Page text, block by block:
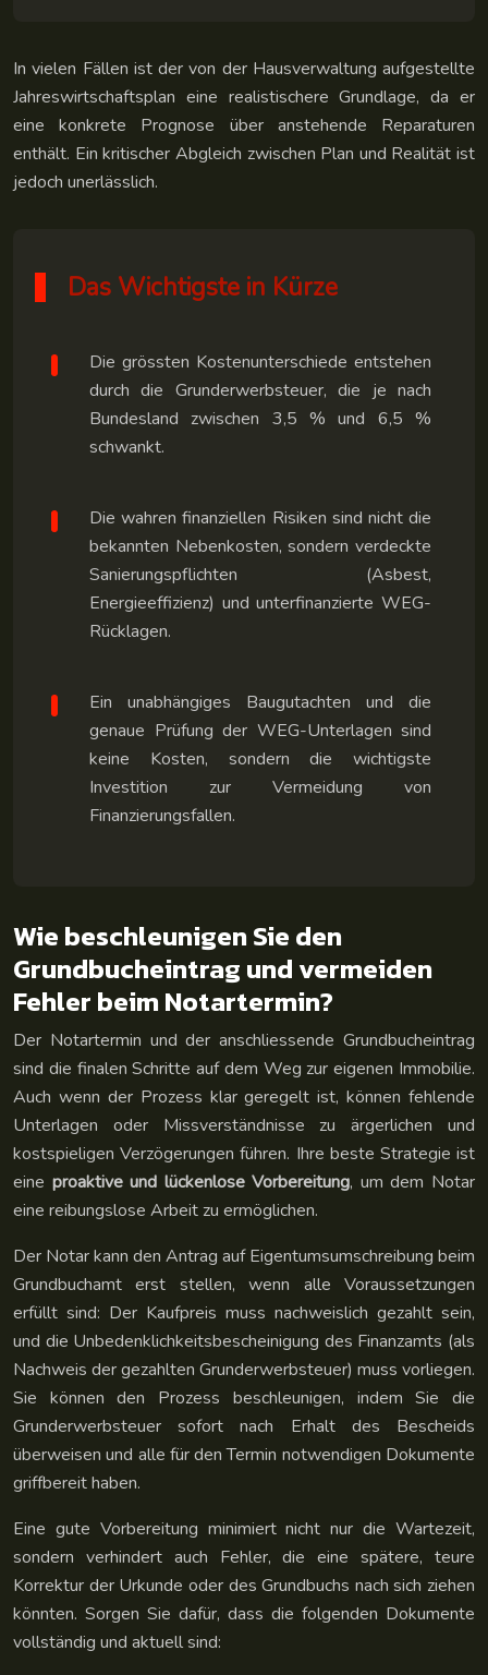
In vielen Fällen ist der von der Hausverwaltung aufgestellte
Jahreswirtschaftsplan eine realistischere Grundlage, da er
eine konkrete Prognose über anstehende Reparaturen
enthält. Ein kritischer Abgleich zwischen Plan und Realität ist
jedoch unerlässlich.
Das Wichtigste in Kürze
Die grössten Kostenunterschiede entstehen
durch die Grunderwerbsteuer, die je nach
Bundesland zwischen 3,5 % und 6,5 %
schwankt.
Die wahren finanziellen Risiken sind nicht die
bekannten Nebenkosten, sondern verdeckte
Sanierungspflichten (Asbest,
Energieeffizienz) und unterfinanzierte WEG-
Rücklagen.
Ein unabhängiges Baugutachten und die
genaue Prüfung der WEG-Unterlagen sind
keine Kosten, sondern die wichtigste
Investition zur Vermeidung von
Finanzierungsfallen.
Wie beschleunigen Sie den
Grundbucheintrag und vermeiden
Fehler beim Notartermin?
Der Notartermin und der anschliessende Grundbucheintrag
sind die finalen Schritte auf dem Weg zur eigenen Immobilie.
Auch wenn der Prozess klar geregelt ist, können fehlende
Unterlagen oder Missverständnisse zu ärgerlichen und
kostspieligen Verzögerungen führen. Ihre beste Strategie ist
eine proaktive und lückenlose Vorbereitung, um dem Notar
eine reibungslose Arbeit zu ermöglichen.
Der Notar kann den Antrag auf Eigentumsumschreibung beim
Grundbuchamt erst stellen, wenn alle Voraussetzungen
erfüllt sind: Der Kaufpreis muss nachweislich gezahlt sein,
und die Unbedenklichkeitsbescheinigung des Finanzamts (als
Nachweis der gezahlten Grunderwerbsteuer) muss vorliegen.
Sie können den Prozess beschleunigen, indem Sie die
Grunderwerbsteuer sofort nach Erhalt des Bescheids
überweisen und alle für den Termin notwendigen Dokumente
griffbereit haben.
Eine gute Vorbereitung minimiert nicht nur die Wartezeit,
sondern verhindert auch Fehler, die eine spätere, teure
Korrektur der Urkunde oder des Grundbuchs nach sich ziehen
könnten. Sorgen Sie dafür, dass die folgenden Dokumente
vollständig und aktuell sind: